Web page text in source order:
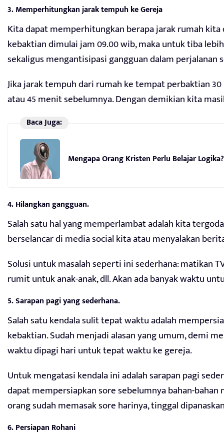
3. Memperhitungkan jarak tempuh ke Gereja
Kita dapat memperhitungkan berapa jarak rumah
kebaktian dimulai jam 09.00 wib, maka untuk tiba
sekaligus mengantisipasi gangguan dalam
Jika jarak tempuh dari rumah ke tempat perbaktian
atau 45 menit sebelumnya. Dengan demikian kita
Baca Juga:
Mengapa Orang Kristen Perlu Belajar Logika?
4. Hilangkan gangguan.
Salah satu hal yang memperlambat adalah kita
berselancar di media social kita atau menyalakan
Solusi untuk masalah seperti ini sederhana: matikan
rumit untuk anak-anak, dll. Akan ada banyak waktu
5. Sarapan pagi yang sederhana.
Salah satu kendala sulit tepat waktu adalah
kebaktian. Sudah menjadi alasan yang umum, demi
waktu dipagi hari untuk tepat waktu ke gereja.
Untuk mengatasi kendala ini adalah sarapan pagi
dapat mempersiapkan sore sebelumnya bahan-bahan
orang sudah memasak sore harinya, tinggal
6. Persiapan Rohani